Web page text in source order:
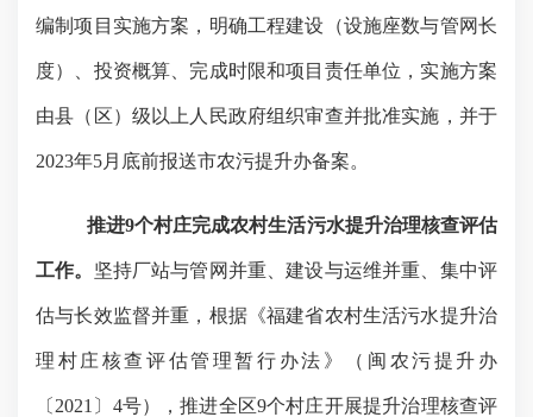
编制项目实施方案，明确工程建设（设施座数与管网长
度）、投资概算、完成时限和项目责任单位，实施方案
由县（区）级以上人民政府组织审查并批准实施，并于
2023年5月底前报送市农污提升办备案。
推进9个村庄完成农村生活污水提升治理核查评估
工作。 坚持厂站与管网并重、建设与运维并重、集中评
估与长效监督并重，根据《福建省农村生活污水提升治
理村庄核查评估管理暂行办法》（闽农污提升办
〔 2021 〕 4号），推进全区9个村庄开展提升治理核查评